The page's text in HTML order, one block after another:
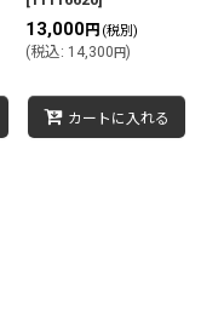
13,000円 (税別)
(税込: 14,300円)
カートに入れる